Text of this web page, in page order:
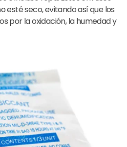
esté seco, evitando así que los
por la oxidación, la humedad y